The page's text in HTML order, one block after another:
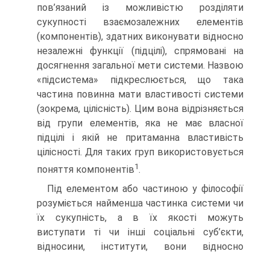
пов’язаний із можливістю розділяти
сукупності взаємозалежних елементів
(компонентів), здатних виконувати відносно
незалежні функції (підцілі), спрямовані на
досягнення загальної мети системи. Назвою
«підсистема» підкреслюється, що така
частина повинна мати властивості системи
(зокрема, цілісність). Цим вона відрізняється
від групи елементів, яка не має власної
підцілі і якій не притаманна властивість
цілісності. Для таких груп використовується
поняття компонентів1.
Під елементом або частиною у філософії
розуміється найменша частинка системи чи
їх сукупність, а в їх якості можуть
виступати ті чи інші соціальні суб’єкти,
відносини, інститути, вони відносно